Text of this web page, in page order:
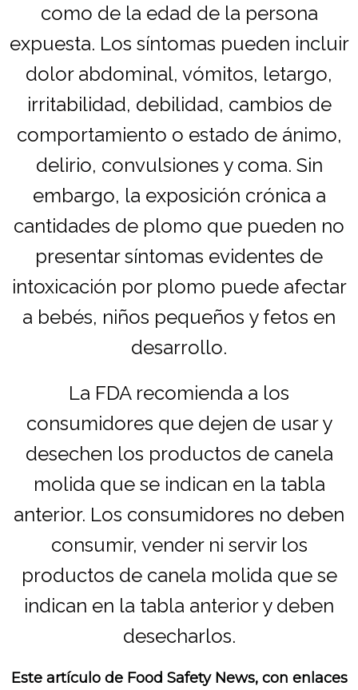
como de la edad de la persona
expuesta. Los síntomas pueden incluir
dolor abdominal, vómitos, letargo,
irritabilidad, debilidad, cambios de
comportamiento o estado de ánimo,
delirio, convulsiones y coma. Sin
embargo, la exposición crónica a
cantidades de plomo que pueden no
presentar síntomas evidentes de
intoxicación por plomo puede afectar
a bebés, niños pequeños y fetos en
desarrollo.
La FDA recomienda a los
consumidores que dejen de usar y
desechen los productos de canela
molida que se indican en la tabla
anterior. Los consumidores no deben
consumir, vender ni servir los
productos de canela molida que se
indican en la tabla anterior y deben
desecharlos.
Este artículo de Food Safety News, con enlaces